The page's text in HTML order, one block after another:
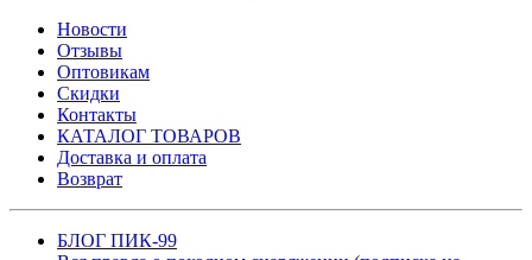
Новости
Отзывы
Оптовикам
Скидки
Контакты
КАТАЛОГ ТОВАРОВ
Доставка и оплата
Возврат
БЛОГ ПИК-99